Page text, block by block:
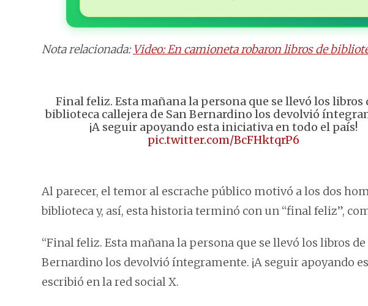
Nota relacionada: Video: En camioneta robaron libros de
Final feliz. Esta mañana la persona que se llevó los libros
biblioteca callejera de San Bernardino los devolvió
¡A seguir apoyando esta iniciativa en todo el país!
pic.twitter.com/BcFHktqrP6
Al parecer, el temor al escrache público motivó a los dos
biblioteca y, así, esta historia terminó con un “final feliz”,
“Final feliz. Esta mañana la persona que se llevó los libros
Bernardino los devolvió íntegramente. ¡A seguir apoyando
escribió en la red social X.